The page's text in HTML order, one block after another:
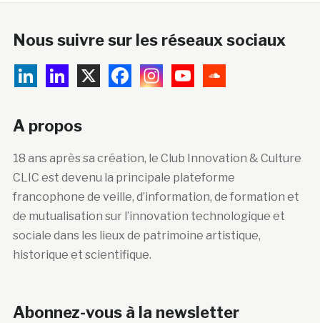
Nous suivre sur les réseaux sociaux
A propos
18 ans après sa création, le Club Innovation & Culture
CLIC est devenu la principale plateforme
francophone de veille, d’information, de formation et
de mutualisation sur l’innovation technologique et
sociale dans les lieux de patrimoine artistique,
historique et scientifique.
Abonnez-vous à la newsletter